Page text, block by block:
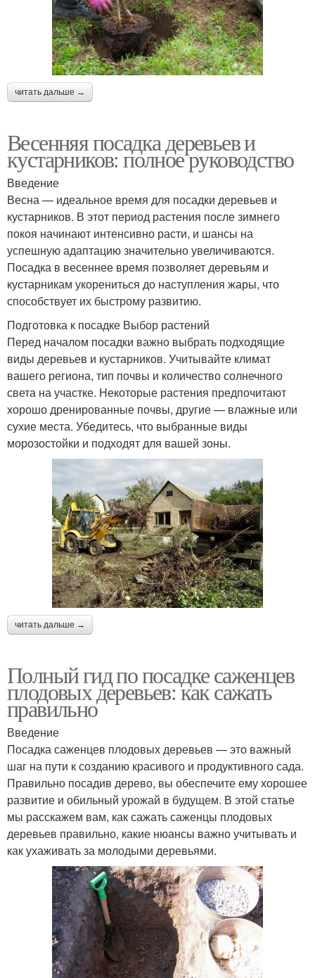
читать дальше →
Весенняя посадка деревьев и
кустарников: полное руководство
Введение
Весна — идеальное время для посадки деревьев и
кустарников. В этот период растения после зимнего
покоя начинают интенсивно расти, и шансы на
успешную адаптацию значительно увеличиваются.
Посадка в весеннее время позволяет деревьям и
кустарникам укорениться до наступления жары, что
способствует их быстрому развитию.
Подготовка к посадке Выбор растений
Перед началом посадки важно выбрать подходящие
виды деревьев и кустарников. Учитывайте климат
вашего региона, тип почвы и количество солнечного
света на участке. Некоторые растения предпочитают
хорошо дренированные почвы, другие — влажные или
сухие места. Убедитесь, что выбранные виды
морозостойки и подходят для вашей зоны.
читать дальше →
Полный гид по посадке саженцев
плодовых деревьев: как сажать
правильно
Введение
Посадка саженцев плодовых деревьев — это важный
шаг на пути к созданию красивого и продуктивного сада.
Правильно посадив дерево, вы обеспечите ему хорошее
развитие и обильный урожай в будущем. В этой статье
мы расскажем вам, как сажать саженцы плодовых
деревьев правильно, какие нюансы важно учитывать и
как ухаживать за молодыми деревьями.